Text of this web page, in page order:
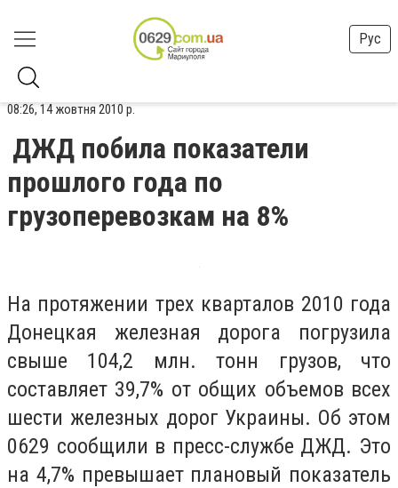
Рус
08:26, 14 жовтня 2010 р.
ДЖД побила показатели
прошлого года по
грузоперевозкам на 8%
На протяжении трех кварталов 2010 года
Донецкая железная дорога погрузила
свыше 104,2 млн. тонн грузов, что
составляет 39,7% от общих объемов всех
шести железных дорог Украины. Об этом
0629 сообщили в пресс-службе ДЖД. Это
на 4,7% превышает плановый показатель